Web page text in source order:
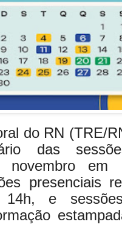
do RN (TRE/
das
novembro
presenciais
14h, e